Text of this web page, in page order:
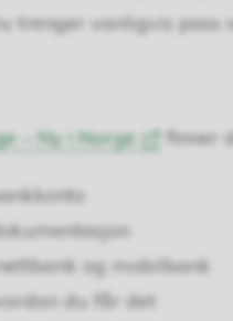
trenger vanligvis pass
– Ny i Norge finner
og mobilbank
du får det